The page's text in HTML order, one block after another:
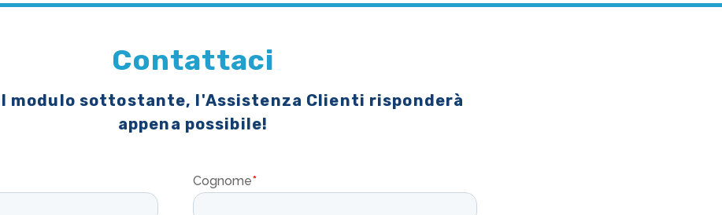
Contattaci
modulo sottostante, l'Assistenza Clienti risponderà
appena possibile!